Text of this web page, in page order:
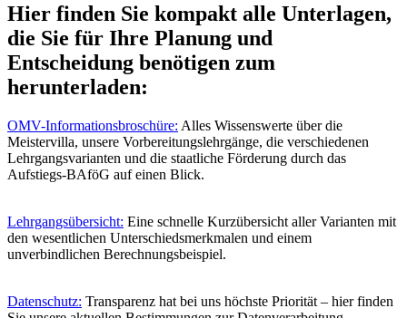
Hier finden Sie kompakt alle Unterlagen,
die Sie für Ihre Planung und
Entscheidung benötigen zum
herunterladen:
OMV-Informationsbroschüre: Alles Wissenswerte über die
Meistervilla, unsere Vorbereitungslehrgänge, die verschiedenen
Lehrgangsvarianten und die staatliche Förderung durch das
Aufstiegs-BAföG auf einen Blick.
Lehrgangsübersicht: Eine schnelle Kurzübersicht aller Varianten mit
den wesentlichen Unterschiedsmerkmalen und einem
unverbindlichen Berechnungsbeispiel.
Datenschutz: Transparenz hat bei uns höchste Priorität – hier finden